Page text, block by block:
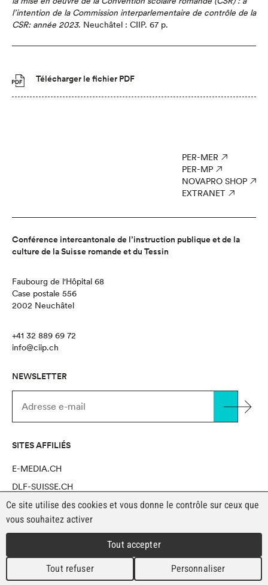
l’intention de la Commission interparlementaire de contrôle de la
CSR: année 2023. Neuchâtel : CIIP. 67 p.
Télécharger le fichier PDF
PER-MER
PER-MP
NOVAPRO SHOP
EXTRANET
Conférence intercantonale de l’instruction publique et de la
culture de la Suisse romande et du Tessin
Faubourg de l'Hôpital 68
Case postale 556
2002 Neuchâtel
+41 32 889 69 72
info@ciip.ch
NEWSLETTER
SITES AFFILIÉS
E-MEDIA.CH
DLF-SUISSE.CH
NOVAPRO SHOP
Copyright CIIP 2026
Ce site utilise des cookies et vous donne le contrôle sur ceux que
vous souhaitez activer
Tout accepter
Tout refuser Personnaliser